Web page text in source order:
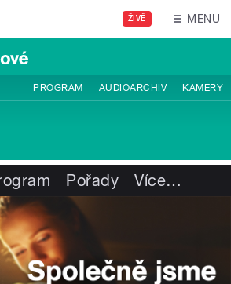
ŽIVĚ MENU
PROGRAM AUDIOARCHIV KAMERY
Pořady Více…